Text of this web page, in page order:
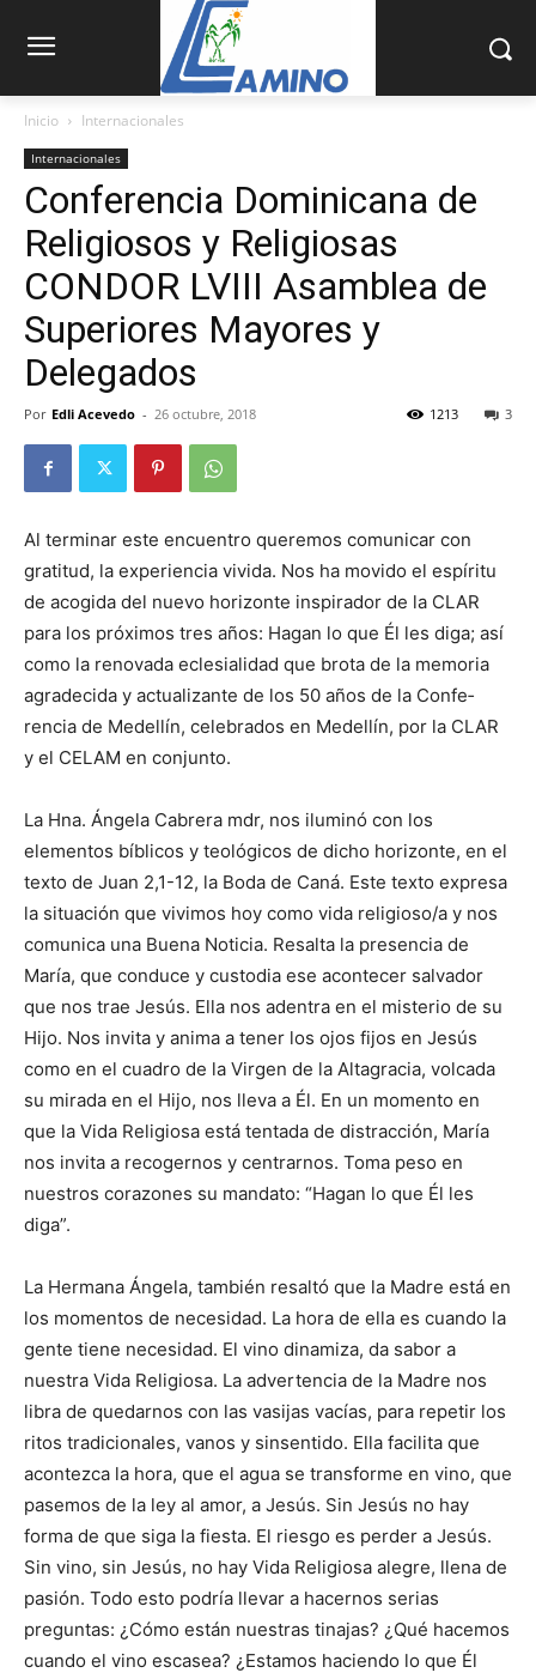
Inicio Internacionales
Internacionales
Conferencia Dominicana de
Religiosos y Religiosas
CONDOR LVIII Asamblea de
Superiores Mayores y
Delegados
Por Edli Acevedo - 26 octubre, 2018 3
1213
Al terminar este encuentro que­remos comunicar con
gratitud, la experiencia vivida. Nos ha movido el espíritu
de acogida del nuevo ­horizonte inspirador de la CLAR
para los próximos tres años: Hagan lo que Él les diga; así
como la ­renovada eclesialidad que brota de la memoria
agradecida y actualizante de los 50 años de la Confe­
rencia de Medellín, celebrados en Medellín, por la CLAR
y el CELAM en conjunto.
La Hna. Ángela Cabrera mdr, nos iluminó con los
elementos bíblicos y teológicos de dicho horizonte, en el
texto de Juan 2,1-12, la Boda de Caná. Este texto expresa
la situación que vivimos hoy como vida religioso/a y nos
comunica una Buena Noticia. Resalta la presencia de
María, que conduce y custodia ese acontecer salvador
que nos trae Jesús. Ella nos adentra en el misterio de su
Hijo. Nos invita y anima a tener los ojos fijos en Jesús
como en el cuadro de la Virgen de la Altagra­cia, volcada
su mirada en el Hijo, nos lleva a Él. En un momento en
que la Vida Religiosa está tentada de distracción, María
nos invita a reco­gernos y centrarnos. Toma peso en
nuestros corazones su man­dato: “Hagan lo que Él les
diga”.
La Hermana Ángela, también resaltó que la Madre está en
los momentos de necesidad. La hora de ella es cuando la
gente tiene necesidad. El vino dinamiza, da sabor a
nuestra Vida Religiosa. La advertencia de la Madre nos
libra de quedar­nos con las vasijas vacías, para repetir los
ritos tradicionales, vanos y sinsentido. Ella facilita que
acon­tezca la hora, que el agua se transforme en vino, que
pasemos de la ley al amor, a Jesús. Sin Jesús no hay
forma de que siga la fiesta. El riesgo es perder a Jesús.
Sin vino, sin Jesús, no hay Vida Religiosa alegre, llena de
pasión. Todo esto po­dría llevar a hacernos serias
preguntas: ¿Cómo están nuestras tinajas? ¿Qué hacemos
cuando el vino esca­sea? ¿Estamos haciendo lo que Él